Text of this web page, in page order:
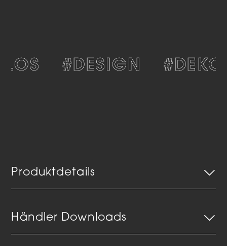
#DESIGN
Produktdetails
Händler Downloads